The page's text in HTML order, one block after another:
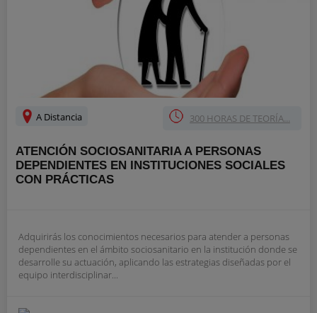
A Distancia 300 HORAS DE TEORÍA...
ATENCIÓN SOCIOSANITARIA A PERSONAS
DEPENDIENTES EN INSTITUCIONES SOCIALES
CON PRÁCTICAS
Adquirirás los conocimientos necesarios para atender a personas
dependientes en el ámbito sociosanitario en la institución donde se
desarrolle su actuación, aplicando las estrategias diseñadas por el
equipo interdisciplinar...